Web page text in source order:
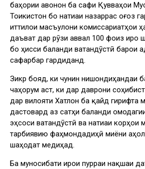
баҳории ҷавонон ба сафи Қувваҳои
Тоҷикистон бо натиҷаи назаррас оғоз
иттилои масъулони комиссариатҳои
даъват дар рӯзи аввал 100 фоиз иҷро
бо ҳисси баланди ватандӯстӣ барои
сафарбар гардиданд.
Зикр бояд, ки чунин нишондиҳандаи
чаҳорум аст, ки дар даврони
дар вилояти Хатлон ба қайд гирифта
дастовард аз сатҳи баланди
эҳсоси ватандӯстӣ ва натиҷаи корҳои
тарбиявию фаҳмондадиҳӣ миёни
шаҳодат медиҳад.
Ба муносибати иҷрои пурраи нақшаи